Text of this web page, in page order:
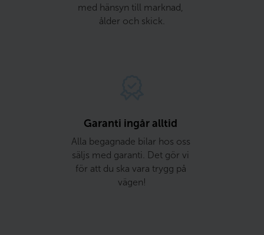
med hänsyn till marknad,
ålder och skick.
Garanti ingår alltid
Alla begagnade bilar hos oss
säljs med garanti. Det gör vi
för att du ska vara trygg på
vägen!